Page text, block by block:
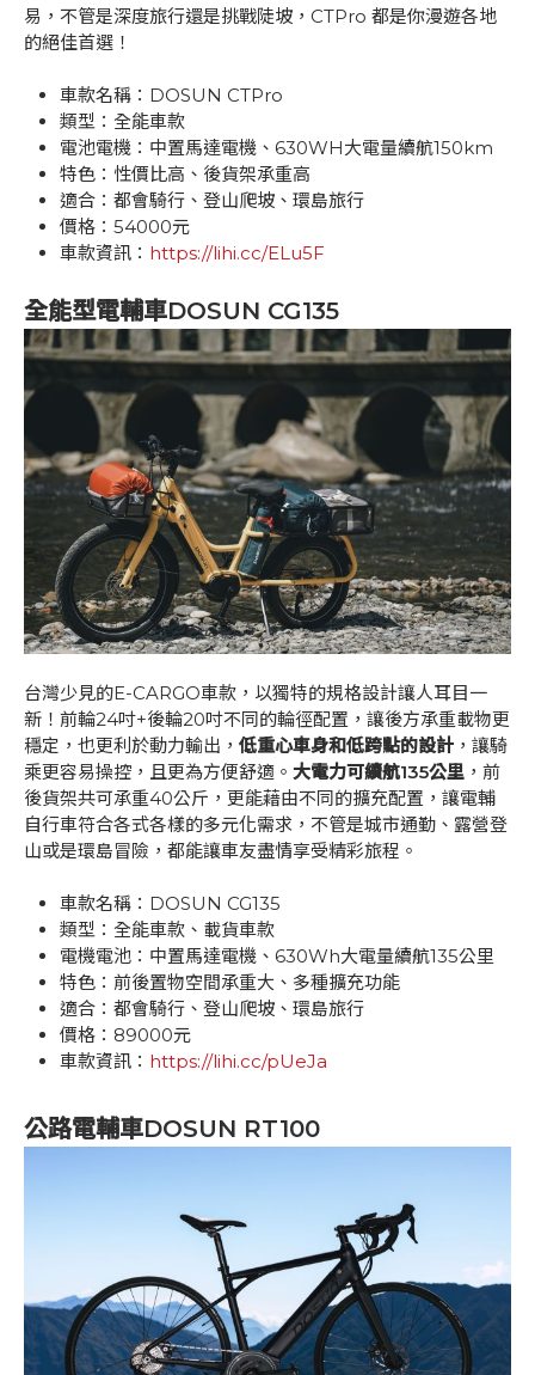
易，不管是深度旅行還是挑戰陡坡，CTPro 都是你漫遊各地
的絕佳首選！
車款名稱：DOSUN CTPro
類型：全能車款
電池電機：中置馬達電機、630WH大電量續航150km
特色：性價比高、後貨架承重高
適合：都會騎行、登山爬坡、環島旅行
價格：54000元
車款資訊： https://lihi.cc/ELu5F
全能型電輔車DOSUN CG135
台灣少見的E-CARGO車款，以獨特的規格設計讓人耳目一
新！前輪24吋+後輪20吋不同的輪徑配置，讓後方承重載物更
穩定，也更利於動力輸出， 低重心車身和低跨點的設計 ，讓騎
乘更容易操控，且更為方便舒適。 大電力可續航135公里 ，前
後貨架共可承重40公斤，更能藉由不同的擴充配置，讓電輔
自行車符合各式各樣的多元化需求，不管是城市通勤、露營登
山或是環島冒險，都能讓車友盡情享受精彩旅程。
車款名稱：DOSUN CG135
類型：全能車款、載貨車款
電機電池：中置馬達電機、630Wh大電量續航135公里
特色：前後置物空間承重大、多種擴充功能
適合：都會騎行、登山爬坡、環島旅行
價格：89000元
車款資訊： https://lihi.cc/pUeJa
公路電輔車DOSUN RT100